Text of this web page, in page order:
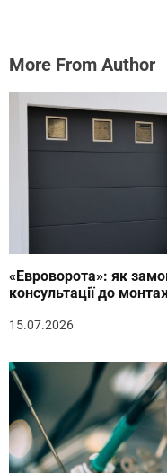
More From Author
«Евроворота»: як
консультації до
15.07.2026